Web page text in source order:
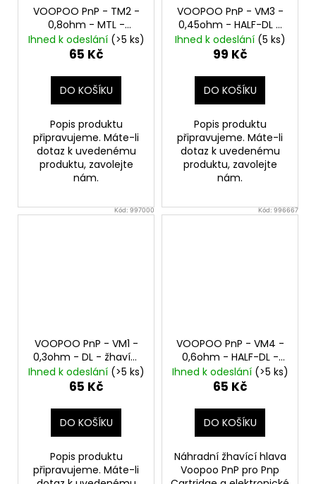
VOOPOO PnP - TM2 -
0,8ohm - MTL -
žhavící hlava
Ihned k odeslání (>5 ks)
65 Kč
DO KOŠÍKU
Popis produktu
připravujeme. Máte-li
dotaz k uvedenému
produktu, zavolejte
nám.
VOOPOO PnP - VM3 -
0,45ohm - HALF-DL -
žhavící hlava
Ihned k odeslání (5 ks)
99 Kč
DO KOŠÍKU
Popis produktu
připravujeme. Máte-li
dotaz k uvedenému
produktu, zavolejte
nám.
Kód:997000
VOOPOO PnP - VM1 -
0,3ohm - DL - žhavící
hlava
Ihned k odeslání (>5 ks)
65 Kč
DO KOŠÍKU
Popis produktu
připravujeme. Máte-li
Kód:996667
VOOPOO PnP - VM4 -
0,6ohm - HALF-DL -
žhavící hlava
Ihned k odeslání (>5 ks)
65 Kč
DO KOŠÍKU
Náhradní žhavící hlava
Voopoo PnP pro Pnp